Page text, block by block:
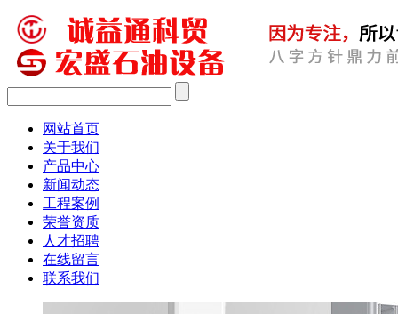
网站首页
关于我们
产品中心
新闻动态
工程案例
荣誉资质
人才招聘
在线留言
联系我们